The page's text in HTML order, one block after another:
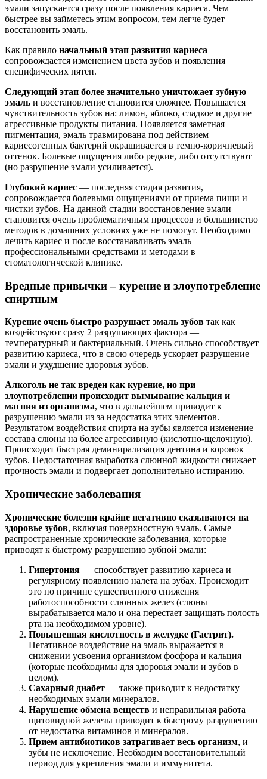
эмали запускается сразу после появления кариеса. Чем
быстрее вы займетесь этим вопросом, тем легче будет
восстановить эмаль.
Как правило начальный этап развития кариеса
сопровождается изменением цвета зубов и появления
специфических пятен.
Следующий этап более значительно уничтожает зубную
эмаль и восстановление становится сложнее. Повышается
чувствительность зубов на: лимон, яблоко, сладкое и другие
агрессивные продукты питания. Появляется заметная
пигментация, эмаль травмирована под действием
кариесогенных бактерий окрашивается в темно-коричневый
оттенок. Болевые ощущения либо редкие, либо отсутствуют
(но разрушение эмали усиливается).
Глубокий кариес — последняя стадия развития,
сопровождается болевыми ощущениями от приема пищи и
чистки зубов. На данной стадии восстановление эмали
становится очень проблематичным процессов и большинство
методов в домашних условиях уже не помогут. Необходимо
лечить кариес и после восстанавливать эмаль
профессиональными средствами и методами в
стоматологической клинике.
Вредные привычки – курение и злоупотребление
спиртным
Курение очень быстро разрушает эмаль зубов так как
воздействуют сразу 2 разрушающих фактора —
температурный и бактериальный. Очень сильно способствует
развитию кариеса, что в свою очередь ускоряет разрушение
эмали и ухудшение здоровья зубов.
Алкоголь не так вреден как курение, но при
злоупотреблении происходит вымывание кальция и
магния из организма, что в дальнейшем приводит к
разрушению эмали из за недостатка этих элементов.
Результатом воздействия спирта на зубы является изменение
состава слюны на более агрессивную (кислотно-щелочную).
Происходит быстрая деминирализация дентина и коронок
зубов. Недостаточная выработка слюнной жидкости снижает
прочность эмали и подвергает дополнительно истиранию.
Хронические заболевания
Хронические болезни крайне негативно сказываются на
здоровье зубов, включая поверхностную эмаль. Самые
распространенные хронические заболевания, которые
приводят к быстрому разрушению зубной эмали:
Гипертония — способствует развитию кариеса и
регулярному появлению налета на зубах. Происходит
это по причине существенного снижения
работоспособности слюнных желез (слюны
вырабатывается мало и она перестает защищать полость
рта на необходимом уровне).
Повышенная кислотность в желудке (Гастрит).
Негативное воздействие на эмаль выражается в
снижении усвоения организмом фосфора и кальция
(которые необходимы для здоровья эмали и зубов в
целом).
Сахарный диабет — также приводит к недостатку
необходимых эмали минералов.
Нарушение обмена веществ и неправильная работа
щитовидной железы приводит к быстрому разрушению
от недостатка витаминов и минералов.
Прием антибиотиков затрагивает весь организм, и
зубы не исключение. Необходим восстановительный
период для укрепления эмали и иммунитета.